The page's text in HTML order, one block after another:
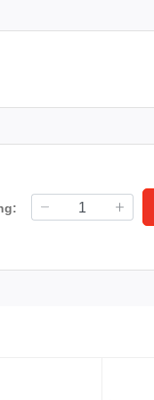
và lắp theo kiểu treo
hình.